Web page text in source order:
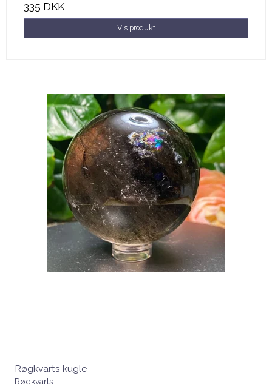
335 DKK
Vis produkt
Røgkvarts kugle
Røgkvarts